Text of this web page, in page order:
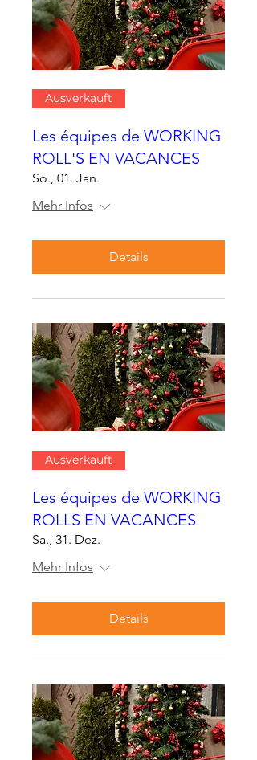
Ausverkauft
Les équipes de WORKING
ROLL'S EN VACANCES
So., 01. Jan.
Mehr Infos
Details
Ausverkauft
Les équipes de WORKING
ROLLS EN VACANCES
Sa., 31. Dez.
Mehr Infos
Details